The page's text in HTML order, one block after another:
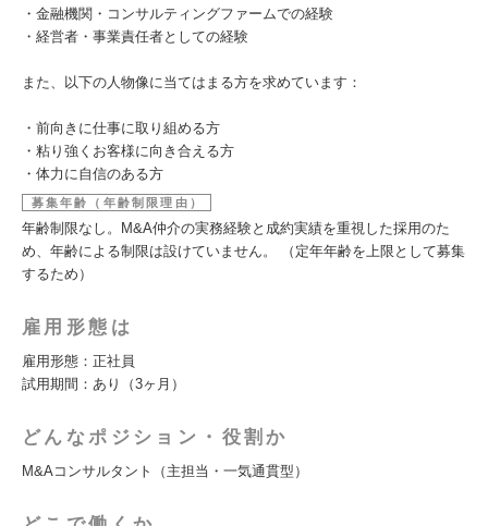
・金融機関・コンサルティングファームでの経験
・経営者・事業責任者としての経験
また、以下の人物像に当てはまる方を求めています：
・前向きに仕事に取り組める方
・粘り強くお客様に向き合える方
・体力に自信のある方
募集年齢（年齢制限理由）
年齢制限なし。M&A仲介の実務経験と成約実績を重視した採用のた
め、年齢による制限は設けていません。 （定年年齢を上限として募集
するため）
雇用形態は
雇用形態：正社員
試用期間：あり（3ヶ月）
どんなポジション・役割か
M&Aコンサルタント（主担当・一気通貫型）